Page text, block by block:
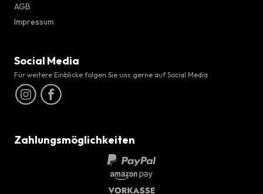
AGB
Impressum
Social Media
Für weitere Einblicke folgen Sie uns gerne auf Social Media
Zahlungsmöglichkeiten